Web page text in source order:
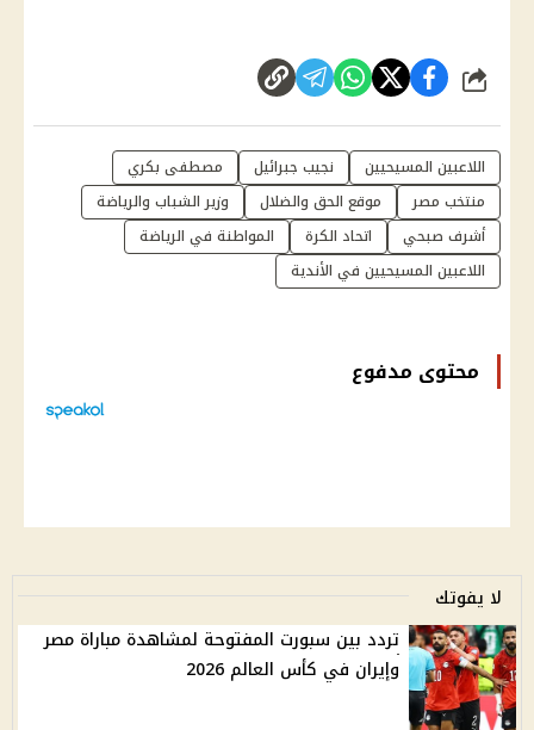
شارك
اللاعبين المسيحيين نجيب جبرائيل
مصطفى بكري
منتخب مصر
موقع الحق والضلال
وزير الشباب والرياضة
أشرف صبحي
اتحاد الكرة
المواطنة في الرياضة
اللاعبين المسيحيين في الأندية
محتوى مدفوع
لا يفوتك
تردد بين سبورت المفتوحة لمشاهدة مباراة مصر
وإيران في كأس العالم 2026